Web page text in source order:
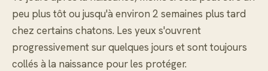
peu plus tôt ou jusqu'à environ 2 semaines plus tard
chez certains chatons. Les yeux s'ouvrent
progressivement sur quelques jours et sont toujours
collés à la naissance pour les protéger.